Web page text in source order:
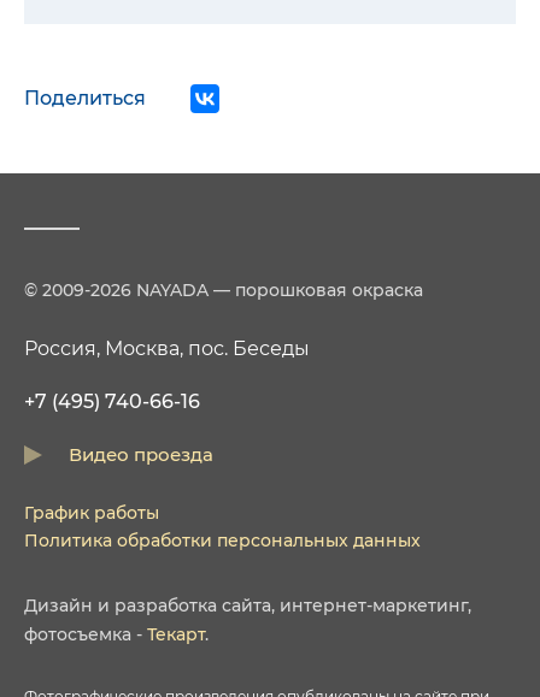
Поделиться
© 2009-2026 NAYADA — порошковая окраска
Россия, Москва, пос. Беседы
+7 (495) 740-66-16
Видео проезда
График работы
Политика обработки персональных данных
Дизайн и разработка сайта, интернет-маркетинг,
фотосъемка - Текарт.